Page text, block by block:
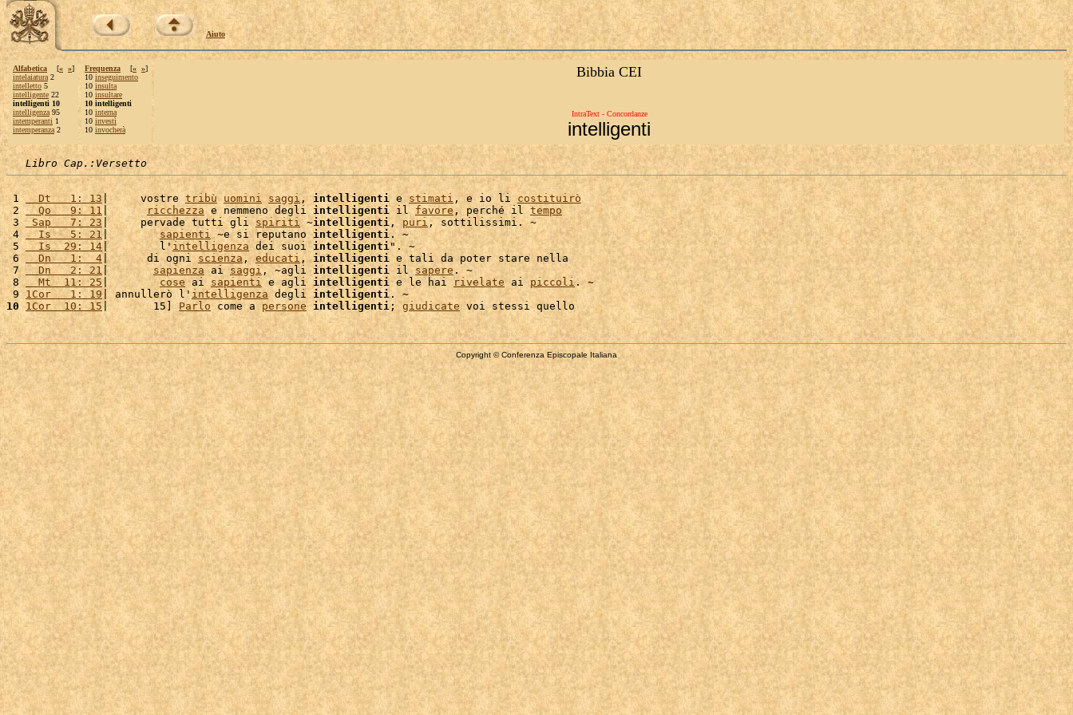
Aiuto
Alfabetica [« »]
intelaiatura 2
intelletto 5
intelligente 22
intelligenti 10
intelligenza 95
intemperanti 1
intemperanza 2
Frequenza [« »]
10 inseguimento
10 insulta
10 insultare
10 intelligenti
10 interna
10 investì
10 invocherà
Bibbia CEI
IntraText - Concordanze
intelligenti
Libro Cap.:Versetto
1
  Dt   1: 13
|     vostre tribù uomini saggi, intelligenti e stimati , e io li costituirò
2
  Qo   9: 11
| ricchezza e nemmeno degli intelligenti il favore , perché il tempo
3 Sap   7: 23 |     pervade tutti gli spiriti ~intelligenti , puri , sottilissimi. ~
4
  Is   5: 21
| sapienti ~e si reputano intelligenti . ~
5
  Is  29: 14
|        l' intelligenza dei suoi intelligenti". ~
6
  Dn   1:  4
|      di ogni scienza, educati , intelligenti e tali da poter stare nella
7
  Dn   2: 21
| sapienza ai saggi, ~agli intelligenti il sapere . ~
8
  Mt  11: 25
| cose ai sapienti e agli intelligenti e le hai rivelate ai piccoli. ~
9 1Cor   1: 19| annullerò l'intelligenza degli intelligenti
10 1Cor  10: 15 |       15] Parlo come a persone intelligenti; giudicate
Copyright © Conferenza Episcopale Italiana